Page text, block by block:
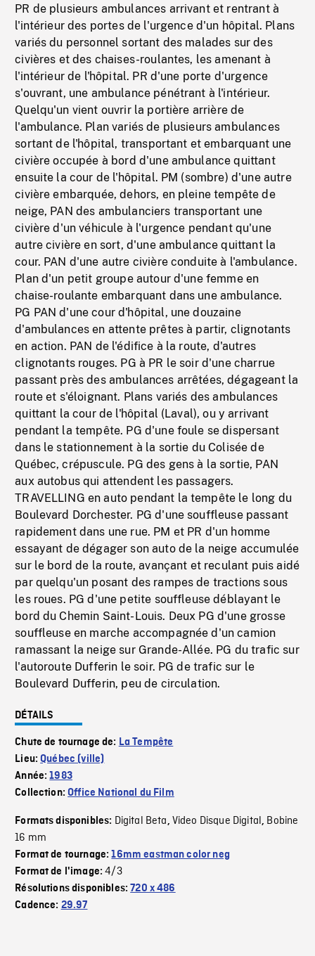
PR de plusieurs ambulances arrivant et rentrant à
l'intérieur des portes de l'urgence d'un hôpital. Plans
variés du personnel sortant des malades sur des
civières et des chaises-roulantes, les amenant à
l'intérieur de l'hôpital. PR d'une porte d'urgence
s'ouvrant, une ambulance pénétrant à l'intérieur.
Quelqu'un vient ouvrir la portière arrière de
l'ambulance. Plan variés de plusieurs ambulances
sortant de l'hôpital, transportant et embarquant une
civière occupée à bord d'une ambulance quittant
ensuite la cour de l'hôpital. PM (sombre) d'une autre
civière embarquée, dehors, en pleine tempête de
neige, PAN des ambulanciers transportant une
civière d'un véhicule à l'urgence pendant qu'une
autre civière en sort, d'une ambulance quittant la
cour. PAN d'une autre civière conduite à l'ambulance.
Plan d'un petit groupe autour d'une femme en
chaise-roulante embarquant dans une ambulance.
PG PAN d'une cour d'hôpital, une douzaine
d'ambulances en attente prêtes à partir, clignotants
en action. PAN de l'édifice à la route, d'autres
clignotants rouges. PG à PR le soir d'une charrue
passant près des ambulances arrêtées, dégageant la
route et s'éloignant. Plans variés des ambulances
quittant la cour de l'hôpital (Laval), ou y arrivant
pendant la tempête. PG d'une foule se dispersant
dans le stationnement à la sortie du Colisée de
Québec, crépuscule. PG des gens à la sortie, PAN
aux autobus qui attendent les passagers.
TRAVELLING en auto pendant la tempête le long du
Boulevard Dorchester. PG d'une souffleuse passant
rapidement dans une rue. PM et PR d'un homme
essayant de dégager son auto de la neige accumulée
sur le bord de la route, avançant et reculant puis aidé
par quelqu'un posant des rampes de tractions sous
les roues. PG d'une petite souffleuse déblayant le
bord du Chemin Saint-Louis. Deux PG d'une grosse
souffleuse en marche accompagnée d'un camion
ramassant la neige sur Grande-Allée. PG du trafic sur
l'autoroute Dufferin le soir. PG de trafic sur le
Boulevard Dufferin, peu de circulation.
DÉTAILS
Chute de tournage de: La Tempête
Lieu:Québec (ville)
Année:1983
Collection:Office National du Film
Formats disponibles: Digital Beta, Video Disque Digital, Bobine
16 mm
Format de tournage:16mm eastman color neg
Format de l'image:4/3
Résolutions disponibles:720 x 486
Cadence: 29.97